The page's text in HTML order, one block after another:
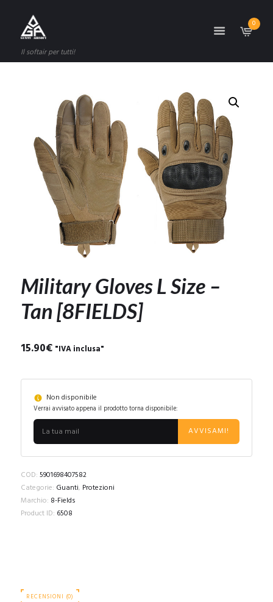
Il softair per tutti!
0
Military Gloves L Size –
Tan [8FIELDS]
15.90€ "IVA inclusa"
Non disponibile
Verrai avvisato appena il prodotto torna disponibile:
AVVISAMI!
COD: 5901698407582
Categorie: Guanti, Protezioni
Marchio: 8-Fields
Product ID: 6508
RECENSIONI (0)